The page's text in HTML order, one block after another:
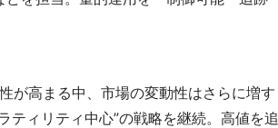
が高まる中、市場の変動性はさらに増す
ティリティ中心”の戦略を継続。高値を追